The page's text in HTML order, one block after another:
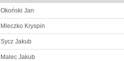
Okoński Jan
Mleczko Kryspin
Sycz Jakub
Malec Jakub